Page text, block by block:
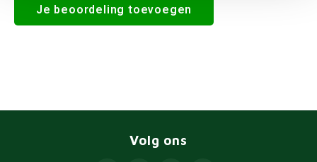
Je beoordeling toevoegen
Volg ons